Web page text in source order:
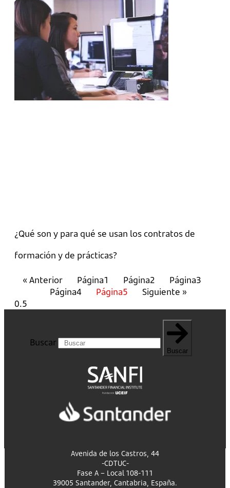
¿Qué son y para qué se usan los contratos de
formación y de prácticas?
« Anterior Página1 Página2 Página3
Página4 Página5 Siguiente »
Buscar
Buscar
Avenida de los Castros, 44
-CDTUC-
Fase A – Local 108-111
39005 Santander, Cantabria, España.